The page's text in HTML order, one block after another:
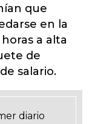
que
en la
a alta
de
salario.
diario